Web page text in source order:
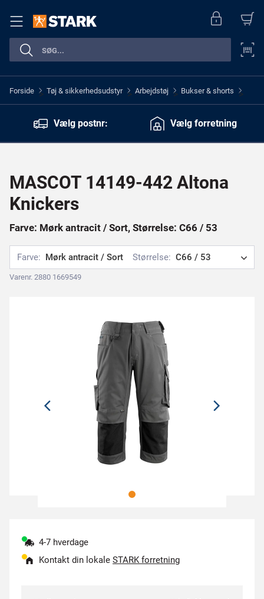
Forside > Tøj & sikkerhedsudstyr > Arbejdstøj > Bukser & shorts >
Vælg postnr: Vælg forretning
MASCOT 14149-442 Altona
Knickers
Farve: Mørk antracit / Sort, Størrelse: C66 / 53
Farve: Mørk antracit / Sort Størrelse: C66 / 53
Varenr. 2880 1669549
4-7 hverdage
Kontakt din lokale STARK forretning